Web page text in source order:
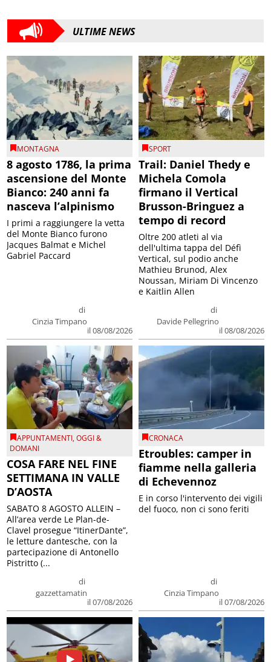
ULTIME NEWS
MONTAGNA
8 agosto 1786, la prima
ascensione del Monte
Bianco: 240 anni fa
nasceva l’alpinismo
di
Cinzia Timpano
il 08/08/2026
I primi a raggiungere la vetta
del Monte Bianco furono
Jacques Balmat e Michel
Gabriel Paccard
SPORT
Trail: Daniel Thedy e
Michela Comola
firmano il Vertical
Brusson-Bringuez a
tempo di record
di
Davide Pellegrino
il 08/08/2026
Oltre 200 atleti al via
dell'ultima tappa del Défì
Vertical, sul podio anche
Mathieu Brunod, Alex
Noussan, Miriam Di Vincenzo
e Kaitlin Allen
APPUNTAMENTI,OGGI &
DOMANI
COSA FARE NEL FINE
SETTIMANA IN VALLE
D’AOSTA
di
gazzettamatin
il 07/08/2026
SABATO 8 AGOSTO ALLEIN –
All’area verde Le Plan-de-
Clavel prosegue “ItinerDante”,
le letture dantesche, con la
partecipazione di Antonello
Pistritto (...
CRONACA
Etroubles: camper in
fiamme nella galleria
di Echevennoz
di
Cinzia Timpano
il 07/08/2026
E in corso l'intervento dei vigili
del fuoco, non ci sono feriti